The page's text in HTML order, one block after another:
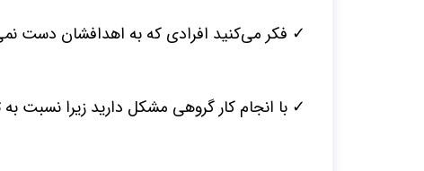
✓ فکر می‌کنید افرادی که به اهدافشان دست
✓ با انجام کار گروهی مشکل دارید زیرا نسبت